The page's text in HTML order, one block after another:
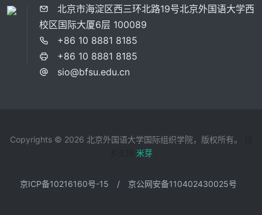
北京市海淀区西三环北路19号北京外国语大学西
校区国际大厦6层 100089
+86 10 8881 8185
+86 10 8881 8185
sio@bfsu.edu.cn
Copyrights © 2026 北京外国语大学国际组织学院，版权所有。
米芽
京ICP备10216160号-15 / 京公网安备110402430025号